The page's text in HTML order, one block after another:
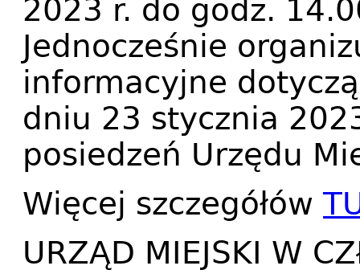
2023 r. do godz.
Jednocześnie
informacyjne
dniu 23 stycznia
posiedzeń Urzędu
Więcej szczegółów
URZĄD MIEJSKI W